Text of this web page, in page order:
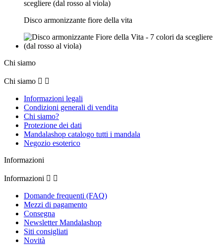
Disco armonizzante fiore della vita
Chi siamo
Chi siamo  
Informazioni legali
Condizioni generali di vendita
Chi siamo?
Protezione dei dati
Mandalashop catalogo tutti i mandala
Negozio esoterico
Informazioni
Informazioni  
Domande frequenti (FAQ)
Mezzi di pagamento
Consegna
Newsletter Mandalashop
Siti consigliati
Novità